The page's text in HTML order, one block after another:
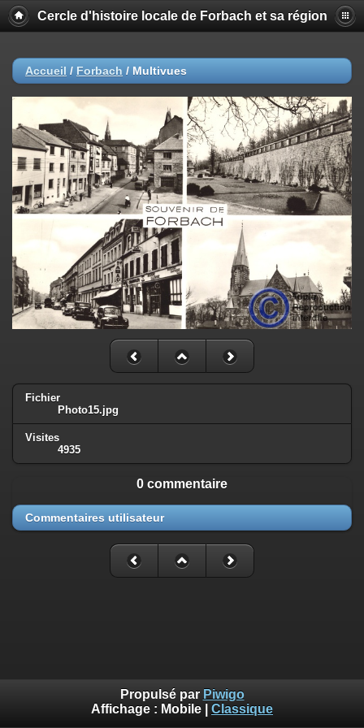
Cercle d'histoire locale de Forbach et sa région
Accueil / Forbach / Multivues
Fichier
Photo15.jpg
Visites
4935
0 commentaire
Commentaires utilisateur
Propulsé par Piwigo
Affichage : Mobile Classique